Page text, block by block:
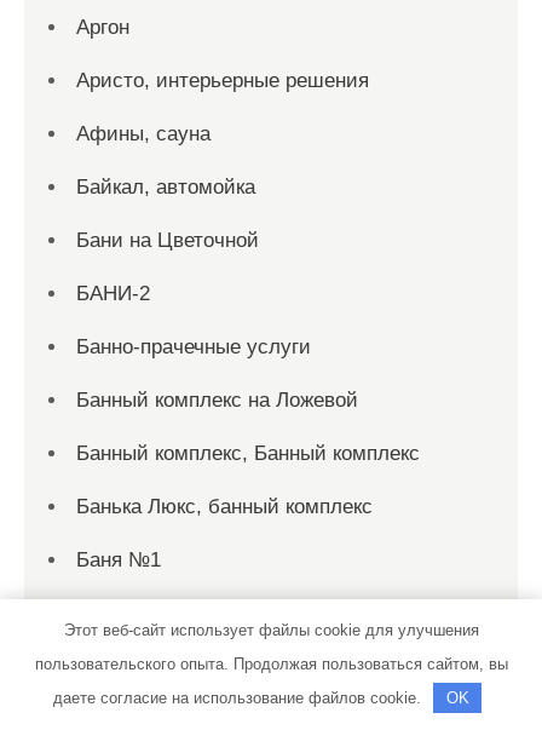
Аргон
Аристо, интерьерные решения
Афины, сауна
Байкал, автомойка
Бани на Цветочной
БАНИ-2
Банно-прачечные услуги
Банный комплекс на Ложевой
Банный комплекс, Банный комплекс
Банька Люкс, банный комплекс
Баня №1
Баня №2, Баня
Этот веб-сайт использует файлы cookie для улучшения
пользовательского опыта. Продолжая пользоваться сайтом, вы
даете согласие на использование файлов cookie.
OK